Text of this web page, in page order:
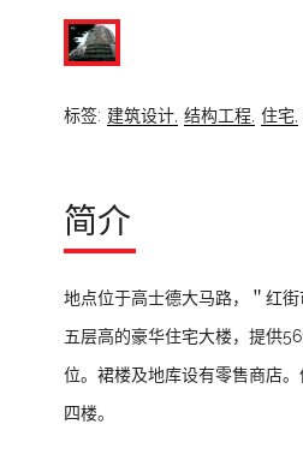
标签: 建筑设计, 结构工程, 住宅,
简介
地点位于高士德大马路，＂红
五层高的豪华住宅大楼，提供
位。裙楼及地库设有零售商店
四楼。